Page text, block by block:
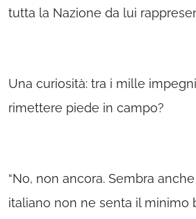
tutta la Nazione da lui
Una curiosità: tra i mille
rimettere piede in campo?
“No, non ancora. Sembra
italiano non ne senta il minimo